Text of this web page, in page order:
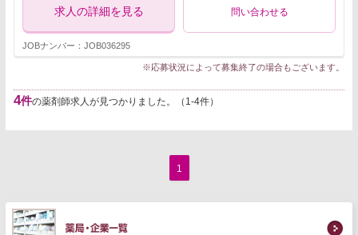
求人の詳細を見る 問い合わせる
JOBナンバー：JOB036295
※応募状況によって募集終了の場合もございます。
4件の薬剤師求人が見つかりました。（1-4件）
1